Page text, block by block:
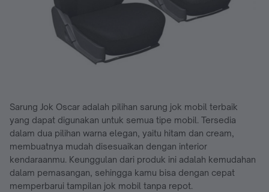
Sarung Jok Oscar adalah pilihan sarung jok mobil terbaik
yang dapat digunakan untuk semua tipe mobil. Tersedia
dalam dua pilihan warna elegan, yaitu hitam dan cream,
membuatnya mudah disesuaikan dengan interior
kendaraanmu. Keunggulan dari produk ini adalah kemudahan
dalam pemasangan, sehingga kamu bisa dengan cepat
memperbarui tampilan jok mobil tanpa repot.